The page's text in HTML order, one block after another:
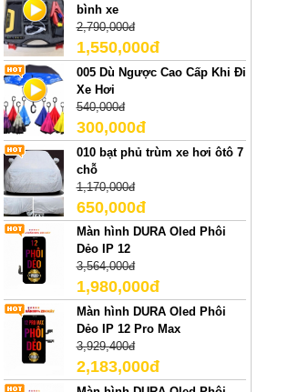
bình xe
2,790,000đ
1,550,000đ
005 Dù Ngược Cao Cấp Khi Đi
Xe Hơi
540,000đ
300,000đ
010 bạt phủ trùm xe hơi ôtô 7
chỗ
1,170,000đ
650,000đ
Màn hình DURA Oled Phôi
Dẻo IP 12
3,564,000đ
1,980,000đ
Màn hình DURA Oled Phôi
Dẻo IP 12 Pro Max
3,929,400đ
2,183,000đ